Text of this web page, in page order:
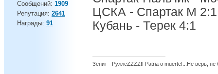
Сообщений: 1909
Репутация: 2641
Награды: 91
ЦСКА - Спартак М 2:1
Кубань - Терек 4:1
Зенит - РуллеZZZZ!! Patria o muerte!...Не верь, не